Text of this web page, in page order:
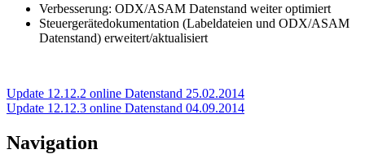
Verbesserung: ODX/ASAM Datenstand weiter optimiert
Steuergerätedokumentation (Labeldateien und ODX/ASAM
Datenstand) erweitert/aktualisiert
Update 12.12.2 online Datenstand 25.02.2014
Update 12.12.3 online Datenstand 04.09.2014
Navigation